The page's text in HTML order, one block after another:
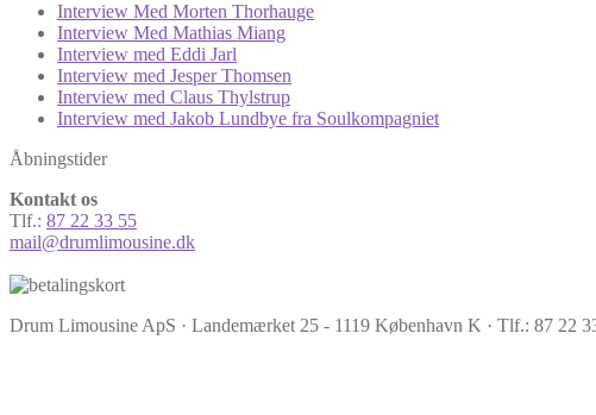
Interview Med Morten Thorhauge
Interview Med Mathias Miang
Interview med Eddi Jarl
Interview med Jesper Thomsen
Interview med Claus Thylstrup
Interview med Jakob Lundbye fra Soulkompagniet
Åbningstider
Kontakt os
Tlf.: 87 22 33 55
mail@drumlimousine.dk
Drum Limousine ApS · Landemærket 25 - 1119 København K · Tlf.: 87 22